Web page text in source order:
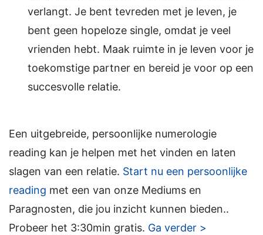
verlangt. Je bent tevreden met je leven, je
bent geen hopeloze single, omdat je veel
vrienden hebt. Maak ruimte in je leven voor je
toekomstige partner en bereid je voor op een
succesvolle relatie.
Een uitgebreide, persoonlijke numerologie
reading kan je helpen met het vinden en laten
slagen van een relatie. Start nu een persoonlijke
reading met een van onze Mediums en
Paragnosten, die jou inzicht kunnen bieden..
Probeer het 3:30min gratis. Ga verder >